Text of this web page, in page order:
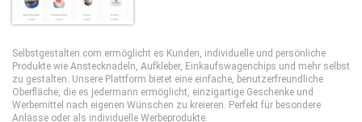
Selbstgestalten.com ermöglicht es Kunden, individuelle und persönliche
Produkte wie Anstecknadeln, Aufkleber, Einkaufswagenchips und mehr selbst
zu gestalten. Unsere Plattform bietet eine einfache, benutzerfreundliche
Oberfläche, die es jedermann ermöglicht, einzigartige Geschenke und
Werbemittel nach eigenen Wünschen zu kreieren. Perfekt für besondere
Anlässe oder als individuelle Werbeprodukte.